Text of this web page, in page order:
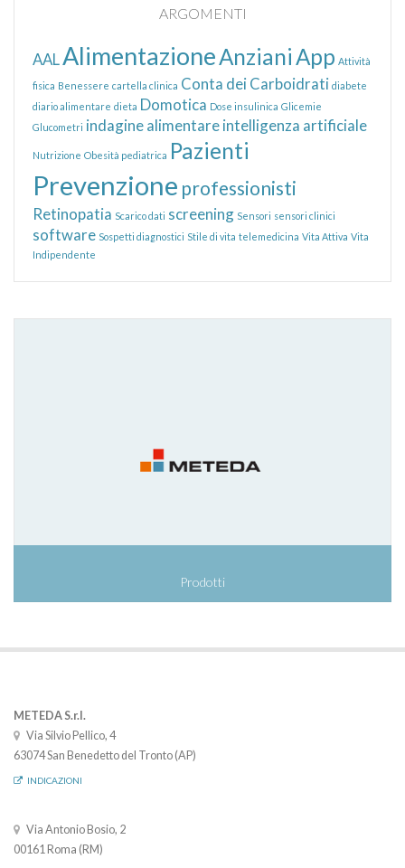
ARGOMENTI
AALAlimentazioneAnzianiApp Attività
fisica Benessere cartella clinica Conta dei Carboidrati diabete
diario alimentare dieta Domotica Dose insulinica Glicemie
Glucometri indagine alimentareintelligenza artificiale
Nutrizione Obesità pediatrica Pazienti
Prevenzione professionisti
Retinopatia Scarico dati screening Sensori sensori clinici
software Sospetti diagnostici Stile di vita telemedicina Vita Attiva Vita
Indipendente
Prodotti
METEDA S.r.l.
Via Silvio Pellico, 4
63074 San Benedetto del Tronto (AP)
INDICAZIONI
Via Antonio Bosio, 2
00161 Roma (RM)